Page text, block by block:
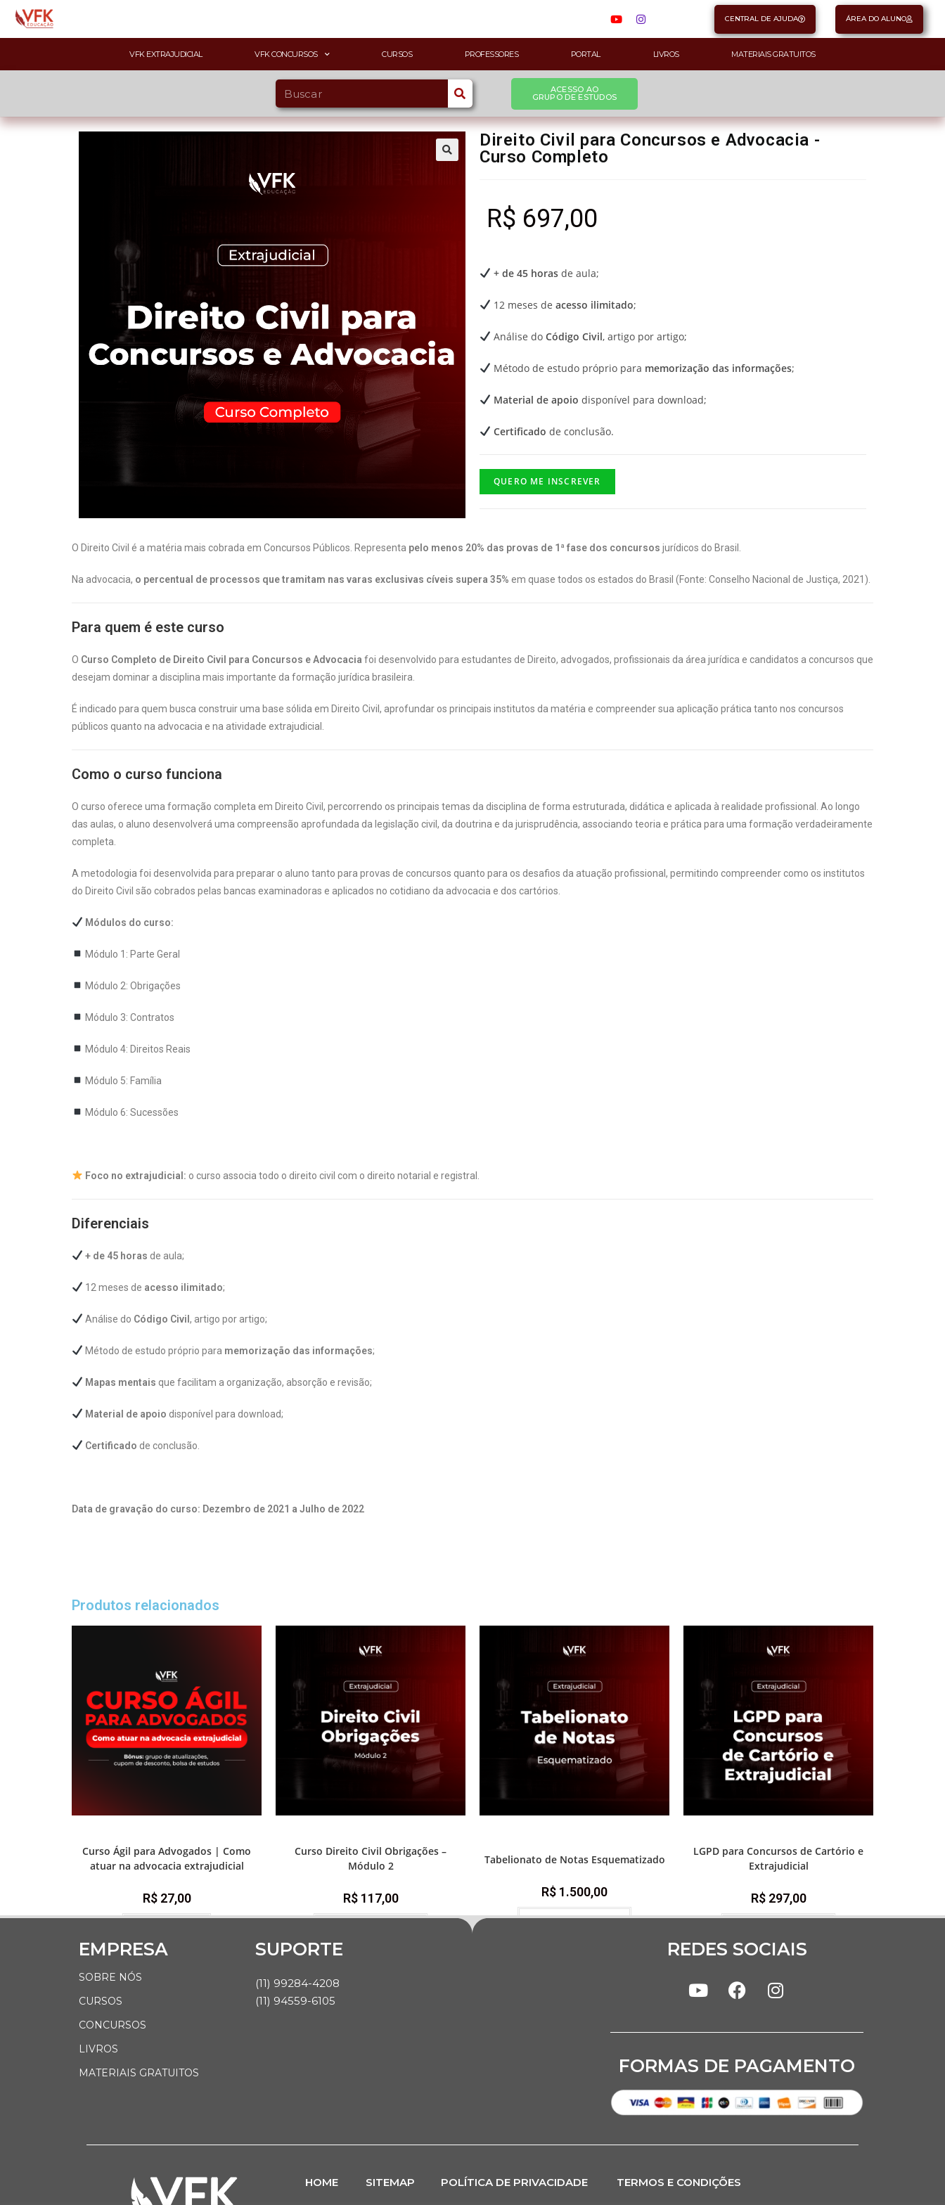
CENTRAL DE AJUDA ÁREA DO ALUNO
VFK EXTRAJUDICIAL VFK CONCURSOS CURSOS PROFESSORES PORTAL LIVROS MATERIAIS GRATUITOS
ACESSO AO
GRUPO DE ESTUDOS
Direito Civil para Concursos e Advocacia -
Curso Completo
R$ 697,00
+ de 45 horasde aula;
12 meses de acesso ilimitado;
Análise do Código Civil, artigo por artigo;
Método de estudo próprio para memorização das informações;
Material de apoio disponível para download;
Certificado de conclusão.
QUERO ME INSCREVER
O Direito Civil é a matéria mais cobrada em Concursos Públicos. Representa pelo menos 20% das provas de 1ª fase dos concursos jurídicos do Brasil.
Na advocacia, o percentual de processos que tramitam nas varas exclusivas cíveis supera 35% em quase todos os estados do Brasil (Fonte: Conselho Nacional de Justiça, 2021).
Para quem é este curso
O Curso Completo de Direito Civil para Concursos e Advocacia foi desenvolvido para estudantes de Direito, advogados, profissionais da área jurídica e candidatos a concursos que
desejam dominar a disciplina mais importante da formação jurídica brasileira.
É indicado para quem busca construir uma base sólida em Direito Civil, aprofundar os principais institutos da matéria e compreender sua aplicação prática tanto nos concursos
públicos quanto na advocacia e na atividade extrajudicial.
Como o curso funciona
O curso oferece uma formação completa em Direito Civil, percorrendo os principais temas da disciplina de forma estruturada, didática e aplicada à realidade profissional. Ao longo
das aulas, o aluno desenvolverá uma compreensão aprofundada da legislação civil, da doutrina e da jurisprudência, associando teoria e prática para uma formação verdadeiramente
completa.
A metodologia foi desenvolvida para preparar o aluno tanto para provas de concursos quanto para os desafios da atuação profissional, permitindo compreender como os institutos
do Direito Civil são cobrados pelas bancas examinadoras e aplicados no cotidiano da advocacia e dos cartórios.
Módulos do curso:
Módulo 1: Parte Geral
Módulo 2: Obrigações
Módulo 3: Contratos
Módulo 4: Direitos Reais
Módulo 5: Família
Módulo 6: Sucessões
Foco no extrajudicial: o curso associa todo o direito civil com o direito notarial e registral.
Diferenciais
+ de 45 horas de aula;
12 meses de acesso ilimitado;
Análise do Código Civil , artigo por artigo;
Método de estudo próprio para memorização das informações;
Mapas mentais que facilitam a organização, absorção e revisão;
Material de apoio disponível para download;
Certificado de conclusão.
Data de gravação do curso: Dezembro de 2021 a Julho de 2022
Produtos relacionados
Curso Ágil para Advogados | Como
atuar na advocacia extrajudicial
R$27,00
Curso Direito Civil Obrigações –
Módulo 2
R$117,00
Tabelionato de Notas Esquematizado
R$ 1.500,00
Quero me Inscrever
LGPD para Concursos de Cartório e
Extrajudicial
R$297,00
EMPRESA
SOBRE NÓS
CURSOS
CONCURSOS
LIVROS
MATERIAIS GRATUITOS
SUPORTE
(11) 99284-4208
(11) 94559-6105
REDES SOCIAIS
FORMAS DE PAGAMENTO
HOME SITEMAP POLÍTICA DE PRIVACIDADE TERMOS E CONDIÇÕES